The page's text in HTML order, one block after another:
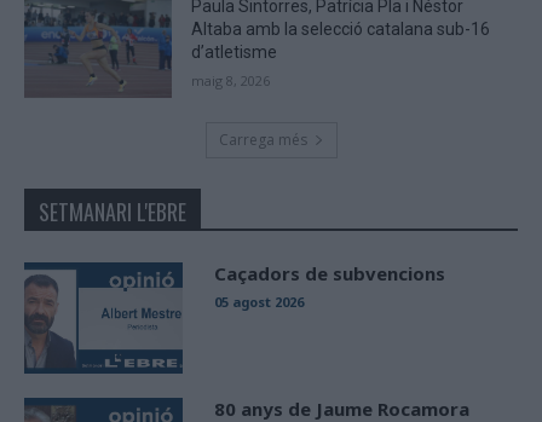
Paula Sintorres, Patrícia Pla i Néstor
Altaba amb la selecció catalana sub-16
d’atletisme
maig 8, 2026
Carrega més
SETMANARI L'EBRE
Caçadors de subvencions
05 agost 2026
80 anys de Jaume Rocamora